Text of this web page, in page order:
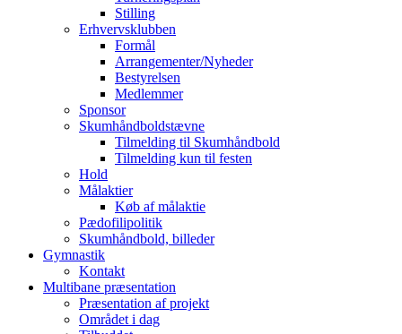
Stilling
Erhvervsklubben
Formål
Arrangementer/Nyheder
Bestyrelsen
Medlemmer
Sponsor
Skumhåndboldstævne
Tilmelding til Skumhåndbold
Tilmelding kun til festen
Hold
Målaktier
Køb af målaktie
Pædofilipolitik
Skumhåndbold, billeder
Gymnastik
Kontakt
Multibane præsentation
Præsentation af projekt
Området i dag